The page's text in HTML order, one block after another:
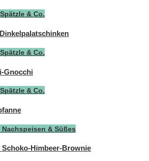
& Co.
& Co.
Gnocchi
& Co.
Nachspeisen & Süßes
Schoko-Himbeer-Brownie